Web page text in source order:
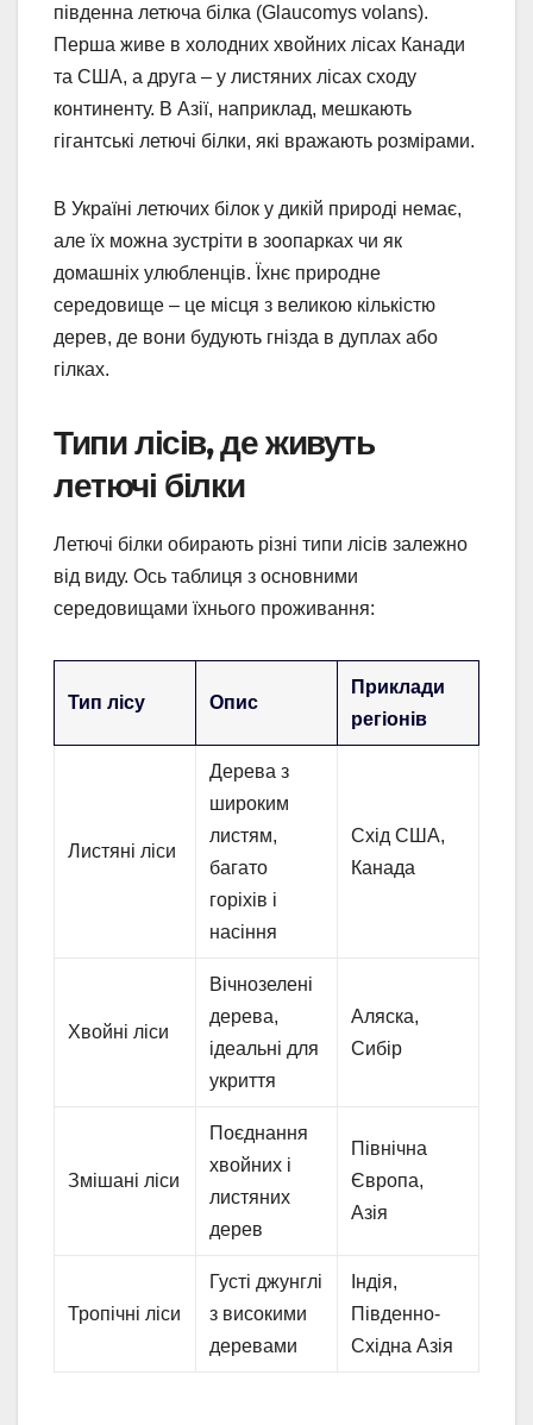
південна летюча білка (Glaucomys volans).
Перша живе в холодних хвойних лісах Канади
та США, а друга – у листяних лісах сходу
континенту. В Азії, наприклад, мешкають
гігантські летючі білки, які вражають розмірами.
В Україні летючих білок у дикій природі немає,
але їх можна зустріти в зоопарках чи як
домашніх улюбленців. Їхнє природне
середовище – це місця з великою кількістю
дерев, де вони будують гнізда в дуплах або
гілках.
Типи лісів, де живуть
летючі білки
Летючі білки обирають різні типи лісів залежно
від виду. Ось таблиця з основними
середовищами їхнього проживання:
Тип лісу Опис
Приклади
регіонів
Листяні ліси
Дерева з
широким
листям,
багато
горіхів і
насіння
Схід США,
Канада
Хвойні ліси
Вічнозелені
дерева,
ідеальні для
укриття
Аляска,
Сибір
Змішані ліси
Поєднання
хвойних і
листяних
дерев
Північна
Європа,
Азія
Тропічні ліси
Густі джунглі
з високими
деревами
Індія,
Південно-
Східна Азія